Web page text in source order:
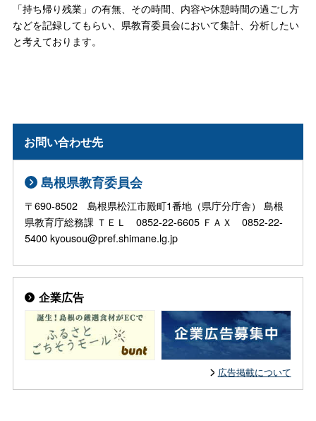
「持ち帰り残業」の有無、その時間、内容や休憩時間の過ごし方
などを記録してもらい、県教育委員会において集計、分析したい
と考えております。
お問い合わせ先
島根県教育委員会
〒690-8502 島根県松江市殿町1番地（県庁分庁舎） 島根
県教育庁総務課 ＴＥＬ 0852-22-6605 ＦＡＸ 0852-22-
5400 kyousou@pref.shimane.lg.jp
企業広告
広告掲載について